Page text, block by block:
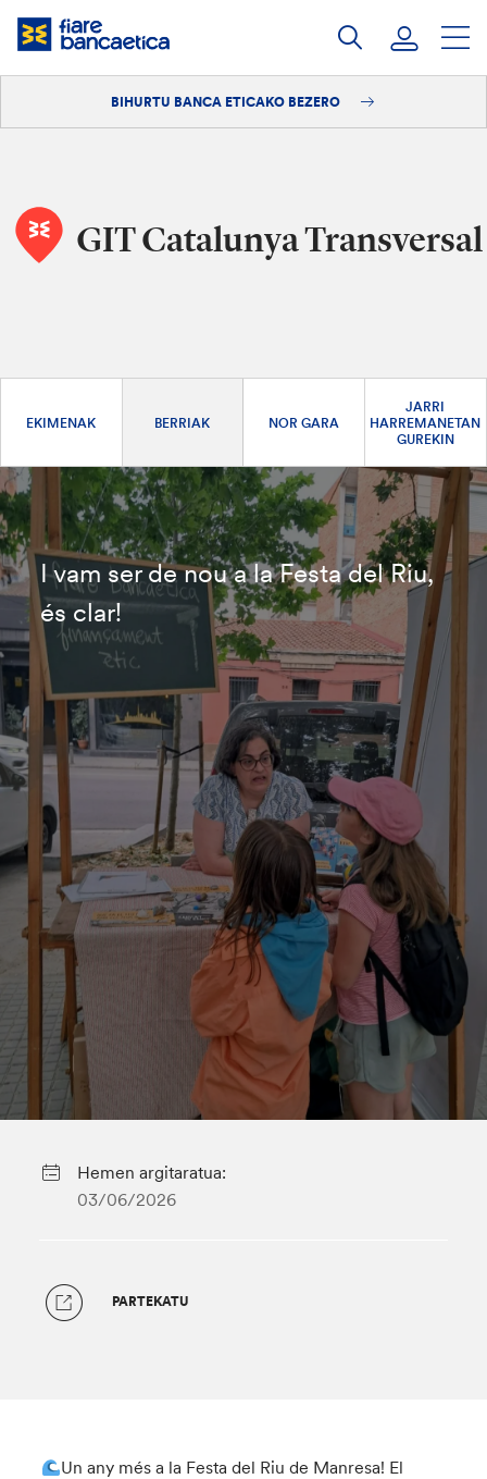
Pasatu
edukia
BIHURTU BANCA ETICAKO BEZERO
GIT Catalunya Transversal
EKIMENAK BERRIAK NOR GARA
JARRI
HARREMANETAN
GUREKIN
I vam ser de nou a la Festa del Riu,
és clar!
Hemen argitaratua:
03/06/2026
PARTEKATU
Un any més a la Festa del Riu de Manresa! El